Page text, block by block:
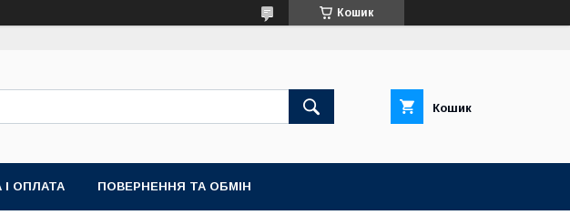
Кошик
Кошик
ОПЛАТА ПОВЕРНЕННЯ ТА ОБМІН